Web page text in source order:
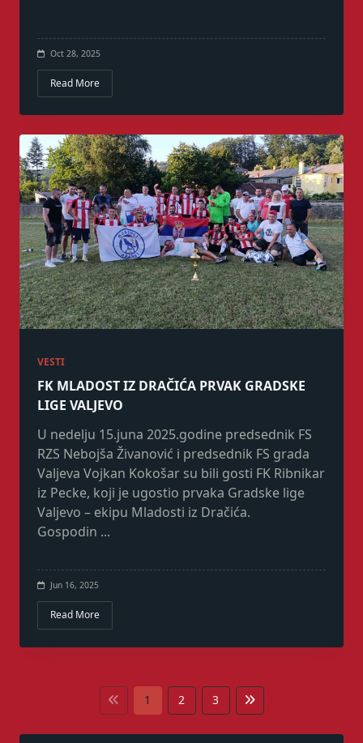
Oct 28, 2025
Read More
VESTI
FK MLADOST IZ DRAČIĆA PRVAK GRADSKE
LIGE VALJEVO
U nedelju 15.juna 2025.godine predsednik FS
RZS Nebojša Živanović i predsednik FS grada
Valjeva Vojkan Kokošar su bili gosti FK Ribnikar
iz Pecke, koji je ugostio prvaka Gradske lige
Valjevo – ekipu Mladosti iz Dračića.
Gospodin ...
Jun 16, 2025
Read More
1 2 3